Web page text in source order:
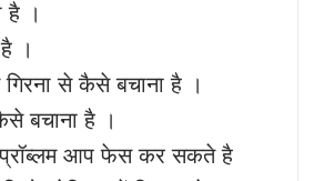
है ।
।
से कैसे बचाना है ।
बचाना है ।
प्रॉब्लम आप फेस कर सकते है